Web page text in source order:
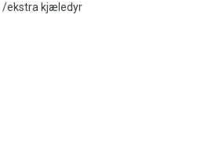
/ekstra kjæledyr